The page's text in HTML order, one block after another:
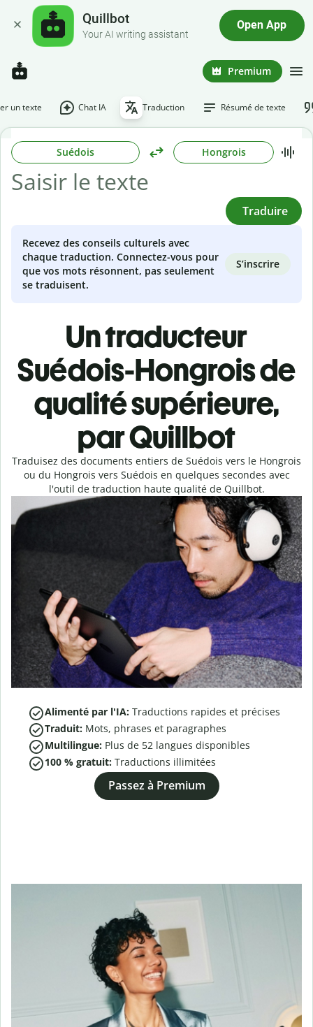
Quillbot
Your AI writing assistant
Open App
Premium
un texte Chat IA Traduction Résumé de texte
Suédois Hongrois
Traduire
Recevez des conseils culturels avec
chaque traduction. Connectez-vous pour
que vos mots résonnent, pas seulement
se traduisent.
S’inscrire
Un traducteur
Suédois-Hongrois de
qualité supérieure,
par Quillbot
Traduisez des documents entiers de Suédois vers le Hongrois
ou du Hongrois vers Suédois en quelques secondes avec
l'outil de traduction haute qualité de Quillbot.
Alimenté par l'IA: Traductions rapides et précises
Traduit: Mots, phrases et paragraphes
Multilingue: Plus de 52 langues disponibles
100 % gratuit: Traductions illimitées
Passez à Premium